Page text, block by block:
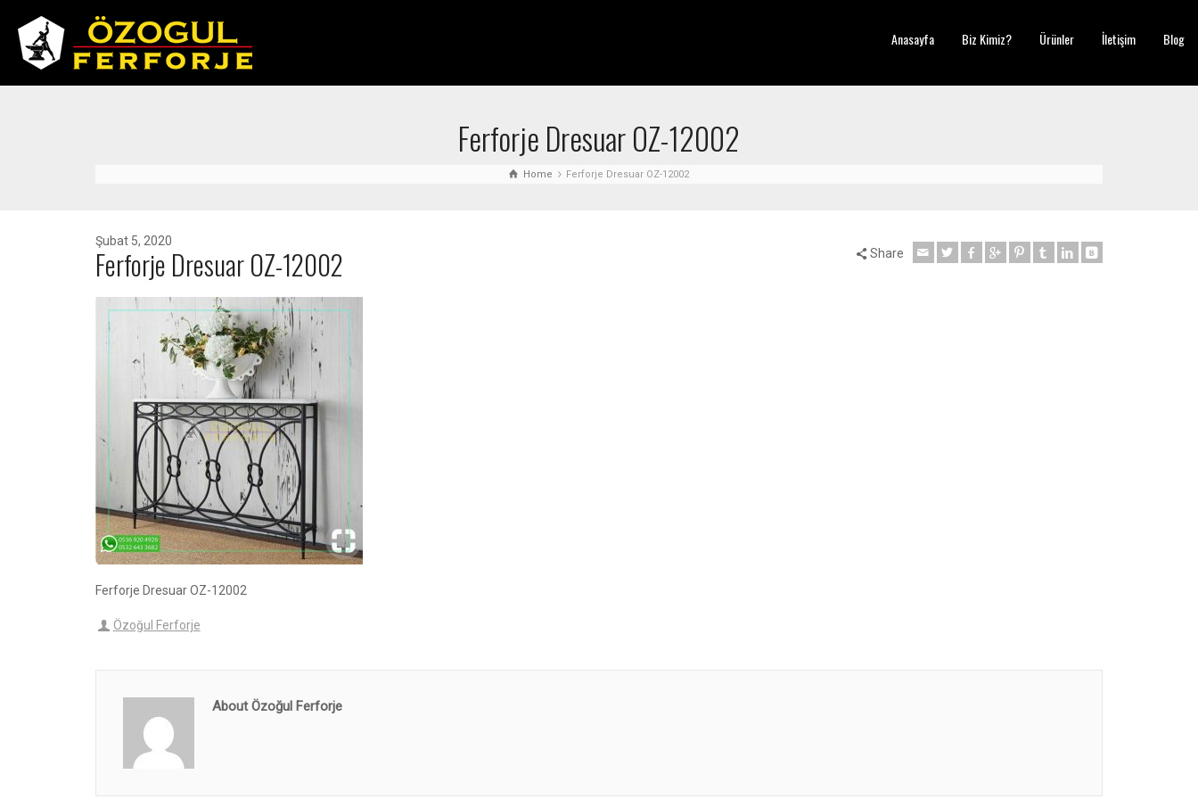
Anasayfa Biz Kimiz? Ürünler İletişim Blog
Ferforje Dresuar OZ-12002
Home Ferforje Dresuar OZ-12002
Şubat 5, 2020
Ferforje Dresuar OZ-12002 Share
Ferforje Dresuar OZ-12002
Özoğul Ferforje
About Özoğul Ferforje